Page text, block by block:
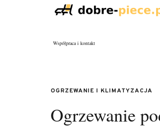
Współpraca i kontakt
OGRZEWANIE I KLIMATYZACJA
Ogrzewanie